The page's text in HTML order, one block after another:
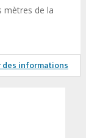
mètres de la
des informations